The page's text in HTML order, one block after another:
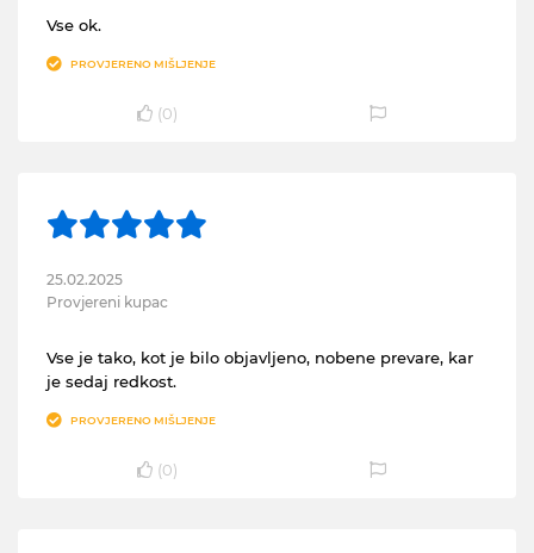
Vse ok.
PROVJERENO MIŠLJENJE
(0)
25.02.2025
Provjereni kupac
Vse je tako, kot je bilo objavljeno, nobene prevare, kar
je sedaj redkost.
PROVJERENO MIŠLJENJE
(0)